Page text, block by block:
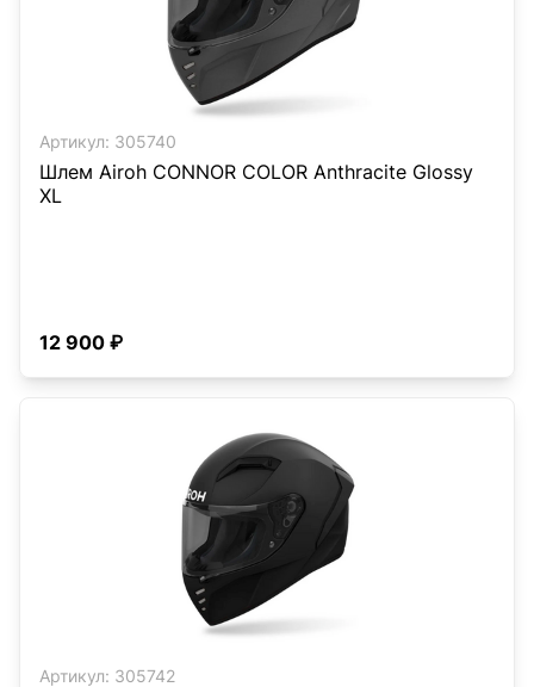
Артикул: 305740
Шлем Airoh CONNOR COLOR Anthracite Glossy
XL
12 900 ₽
Артикул: 305742